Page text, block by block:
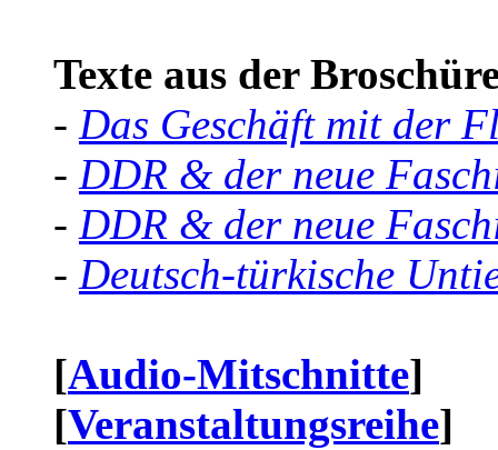
Texte aus der
- Das Geschäft mit der
- DDR & der neue
- DDR & der neue
- Deutsch-türkische
[Audio-Mitschnitte]
[Veranstaltungsreihe]